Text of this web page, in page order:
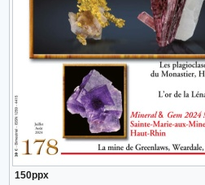
150ppx